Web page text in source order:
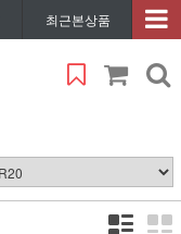
최근본상품